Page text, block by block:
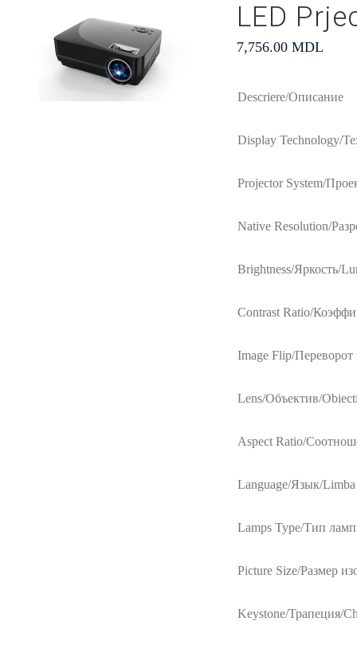
LED
7,756.00 MDL
Descriere/Описание
Display Technology/
Projector System/
Native Resolution/
Brightness/Яркость/
Contrast Ratio/
Image Flip/
Lens/Объектив/
Aspect Ratio/
Language/Язык/Limba
Lamps Type/Тип
Picture Size/Размер
Keystone/Трапеция/